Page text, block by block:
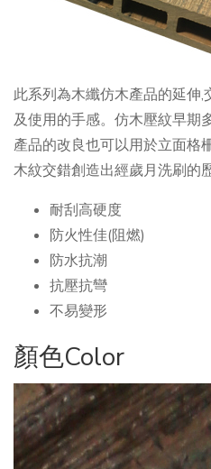
此系列為木纖仿木產品的延伸
及使用的手感。仿木壓紋早期
產品的改良也可以用於立面格
木紋交錯創造出經歲月洗刷的
耐刮高硬度
防火性佳(阻燃)
防水抗潮
抗壓抗彎
不易變形
顏色Color